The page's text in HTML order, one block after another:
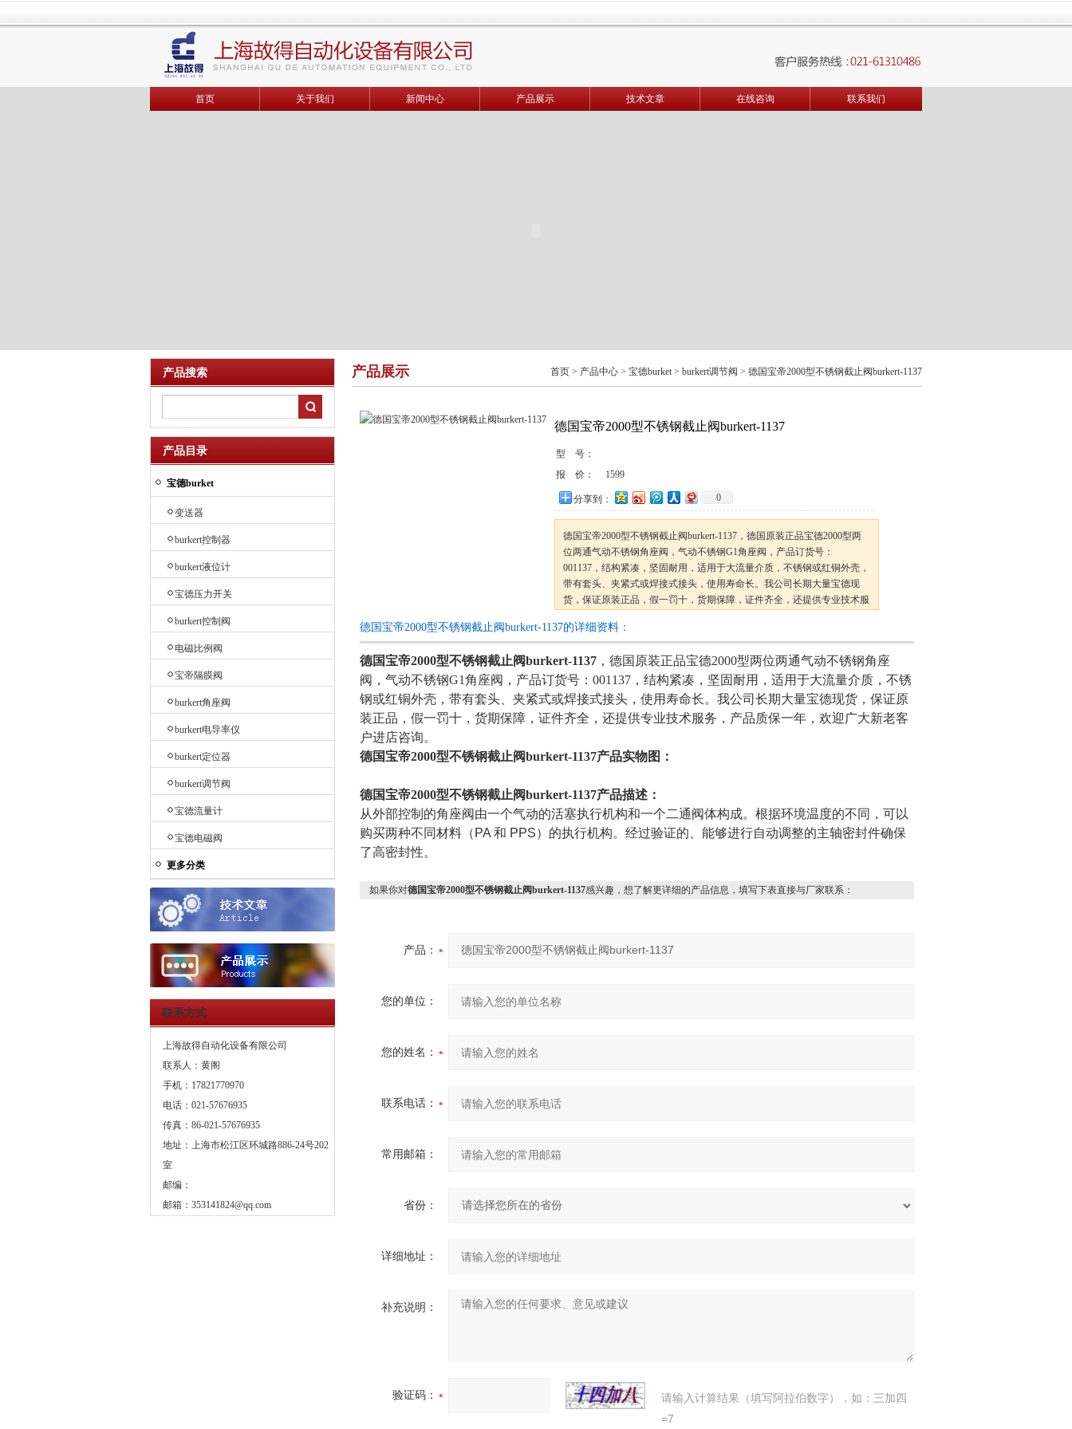
首页 关于我们 新闻中心 产品展示 技术文章 在线咨询 联系我们
产品搜索
产品目录
宝德burket
变送器
burkert控制器
burkert液位计
宝德压力开关
burkert控制阀
电磁比例阀
宝帝隔膜阀
burkert角座阀
burkert电导率仪
burkert定位器
burkert调节阀
宝德流量计
宝德电磁阀
更多分类
联系方式
上海故得自动化设备有限公司
联系人：黄阁
手机：17821770970
电话：021-57676935
传真：86-021-57676935
地址：上海市松江区环城路886-24号202
室
邮编：
邮箱： 353141824@qq.com
产品展示 首页 > 产品中心 > 宝德burket > burkert调节阀 > 德国宝帝2000型不锈钢截止阀burkert-1137
德国宝帝2000型不锈钢截止阀burkert-1137
型 号：
报 价：
1599
分享到： 0
德国宝帝2000型不锈钢截止阀burkert-1137，德国原装正品宝德2000型两
位两通气动不锈钢角座阀，气动不锈钢G1角座阀，产品订货号：
001137，结构紧凑，坚固耐用，适用于大流量介质，不锈钢或红铜外壳，
带有套头、夹紧式或焊接式接头，使用寿命长。我公司长期大量宝德现
货，保证原装正品，假一罚十，货期保障，证件齐全，还提供专业技术服
德国宝帝2000型不锈钢截止阀burkert-1137的详细资料：
德国宝帝2000型不锈钢截止阀burkert-1137 ，德国原装正品宝德2000型两位两通气动不锈钢角座
阀，气动不锈钢G1角座阀，产品订货号：001137，结构紧凑，坚固耐用，适用于大流量介质，不锈
钢或红铜外壳，带有套头、夹紧式或焊接式接头，使用寿命长。我公司长期大量宝德现货，保证原
装正品，假一罚十，货期保障，证件齐全，还提供专业技术服务，产品质保一年，欢迎广大新老客
户进店咨询。
德国宝帝2000型不锈钢截止阀burkert-1137产品实物图：
德国宝帝2000型不锈钢截止阀burkert-1137产品描述：
从外部控制的角座阀由一个气动的活塞执行机构和一个二通阀体构成。根据环境温度的不同，可以
购买两种不同材料（PA 和 PPS）的执行机构。经过验证的、能够进行自动调整的主轴密封件确保
了高密封性。
如果你对德国宝帝2000型不锈钢截止阀burkert-1137感兴趣，想了解更详细的产品信息，填写下表直接与厂家联系：
产品：
您的单位：
您的姓名：
联系电话：
常用邮箱：
省份：
详细地址：
补充说明：
验证码：
请输入计算结果（填写阿拉伯数字），如：三加四
=7